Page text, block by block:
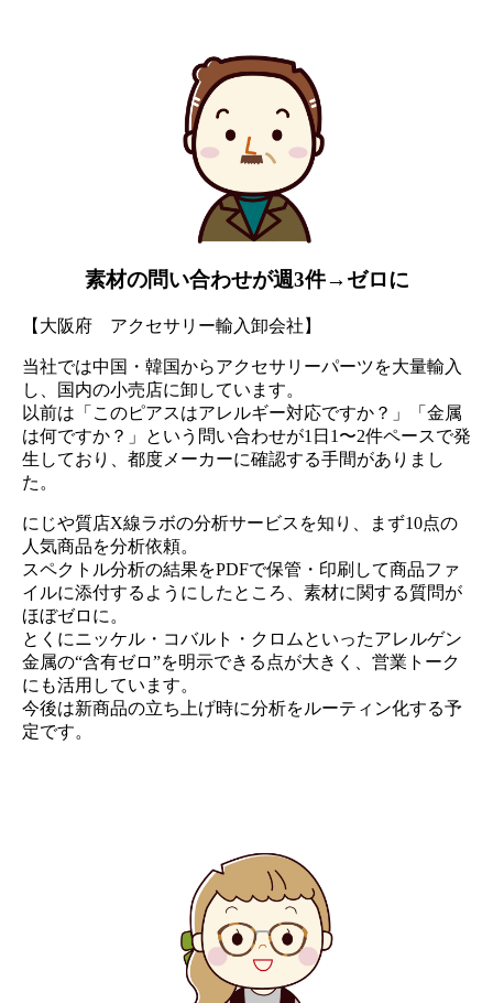
素材の問い合わせが週3件→ゼロに
【大阪府 アクセサリー輸入卸会社】
当社では中国・韓国からアクセサリーパーツを大量輸入
し、国内の小売店に卸しています。
以前は「このピアスはアレルギー対応ですか？」「金属
は何ですか？」という問い合わせが1日1〜2件ペースで発
生しており、都度メーカーに確認する手間がありまし
た。
にじや質店X線ラボの分析サービスを知り、まず10点の
人気商品を分析依頼。
スペクトル分析の結果をPDFで保管・印刷して商品ファ
イルに添付するようにしたところ、素材に関する質問が
ほぼゼロに。
とくにニッケル・コバルト・クロムといったアレルゲン
金属の“含有ゼロ”を明示できる点が大きく、営業トーク
にも活用しています。
今後は新商品の立ち上げ時に分析をルーティン化する予
定です。